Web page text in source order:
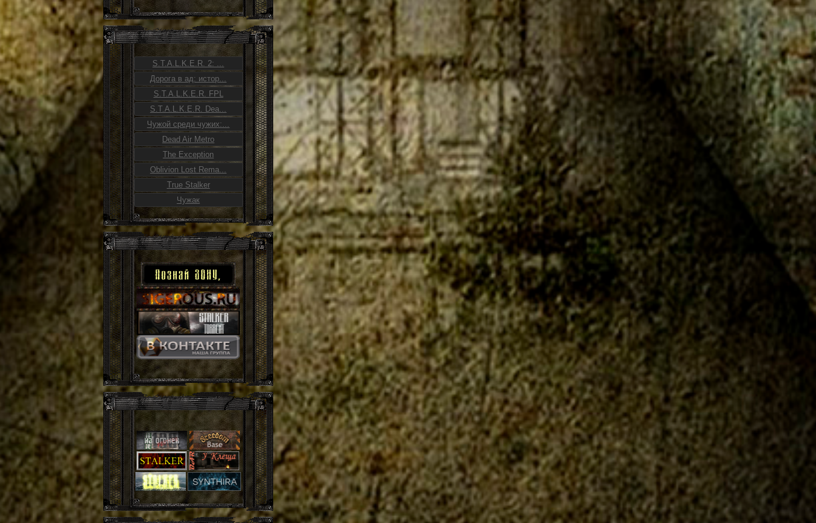
S.T.A.L.K.E.R. 2: ...
Дорога в ад: истор...
S.T.A.L.K.E.R. FPL
S.T.A.L.K.E.R. Dea...
Чужой среди чужих:...
Dead Air Metro
The Exception
Oblivion Lost Rema...
True Stalker
Чужак